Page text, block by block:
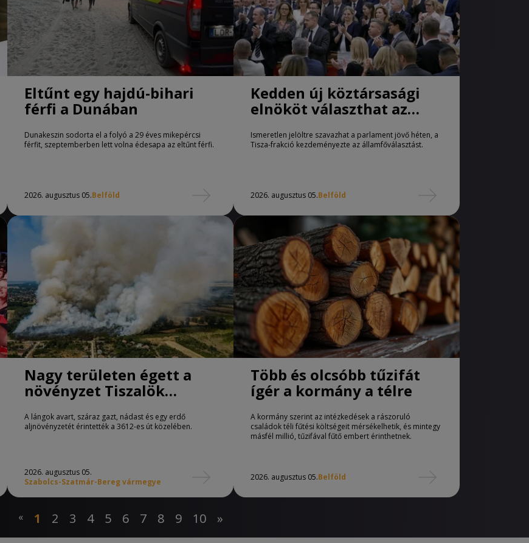
Eltűnt egy hajdú-bihari
férfi a Dunában
Dunakeszin sodorta el a folyó a 29 éves mikepércsi
férfit, szeptemberben lett volna édesapa az eltűnt férfi.
2026. augusztus 05.Belföld
Kedden új köztársasági
elnököt választhat az
Ismeretlen jelöltre szavazhat a parlament jövő héten, a
Tisza-frakció kezdeményezte az államfőválasztást.
2026. augusztus 05.Belföld
Nagy területen égett a
növényzet Tiszalök
határában
A lángok avart, száraz gazt, nádast és egy erdő
aljnövényzetét érintették a 3612-es út közelében.
2026. augusztus 05.
Szabolcs-Szatmár-Bereg vármegye
Több és olcsóbb tűzifát
ígér a kormány a télre
A kormány szerint az intézkedések a rászoruló
családok téli fűtési költségeit mérsékelhetik, és mintegy
másfél millió, tűzifával fűtő embert érinthetnek.
2026. augusztus 05.Belföld
« 1 2 3 4 5 6 7 8 9 10 »